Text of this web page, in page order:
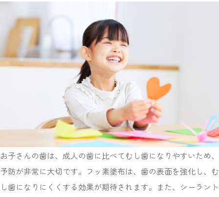
お子さんの歯は、成人の歯に比べてむし歯になりやすいため、
予防が非常に大切です。フッ素塗布は、歯の表面を強化し、む
し歯になりにくくする効果が期待されます。また、シーラント